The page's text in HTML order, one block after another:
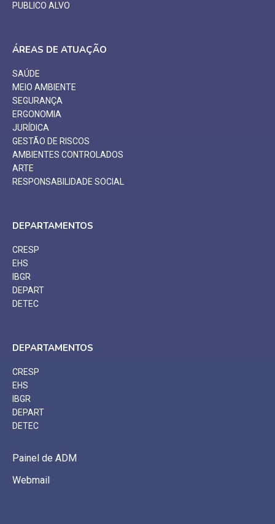
PUBLICO ALVO
ÁREAS DE ATUAÇÃO
SAÚDE
MEIO AMBIENTE
SEGURANÇA
ERGONOMIA
JURÍDICA
GESTÃO DE RISCOS
AMBIENTES CONTROLADOS
ARTE
RESPONSABILIDADE SOCIAL
DEPARTAMENTOS
CRESP
EHS
IBGR
DEPART
DETEC
DEPARTAMENTOS
CRESP
EHS
IBGR
DEPART
DETEC
Painel de ADM
Webmail